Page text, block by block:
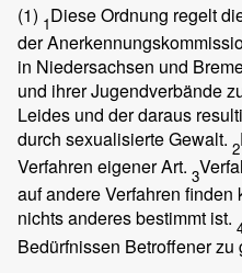
(1) 1Diese Ordnung regelt
der
in Niedersachsen und
und ihrer Jugendverbände
Leides und der daraus
durch sexualisierte Gewalt. 2
Verfahren eigener Art. 3
auf andere Verfahren
nichts anderes bestimmt ist.
Bedürfnissen Betroffener zu